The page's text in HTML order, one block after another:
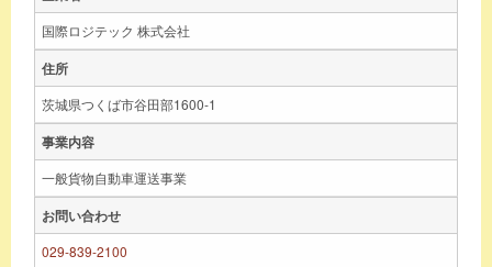
国際ロジテック 株式会社
住所
茨城県つくば市谷田部1600-1
事業内容
一般貨物自動車運送事業
お問い合わせ
029-839-2100